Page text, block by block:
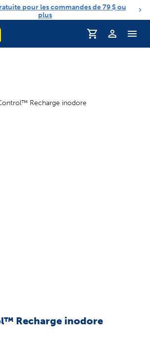
pour les commandes de 79 $ ou
plus
Profil
Recharge inodore
Recharge inodore